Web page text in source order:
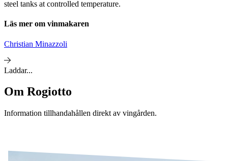
steel tanks at controlled temperature.
Läs mer om vinmakaren
Christian Minazzoli
Laddar...
Om Rogiotto
Information tillhandahållen direkt av vingården.